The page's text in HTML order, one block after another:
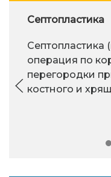
Септопластика
Септопластика
операция по
перегородки
костного и